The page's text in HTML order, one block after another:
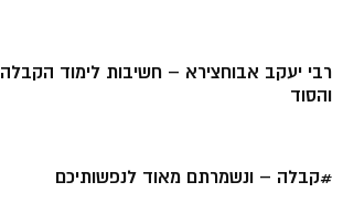
רבי יעקב אבוחצירא – חשיבות לימוד הקבלה
והסוד
#קבלה – ונשמרתם מאוד לנפשותיכם